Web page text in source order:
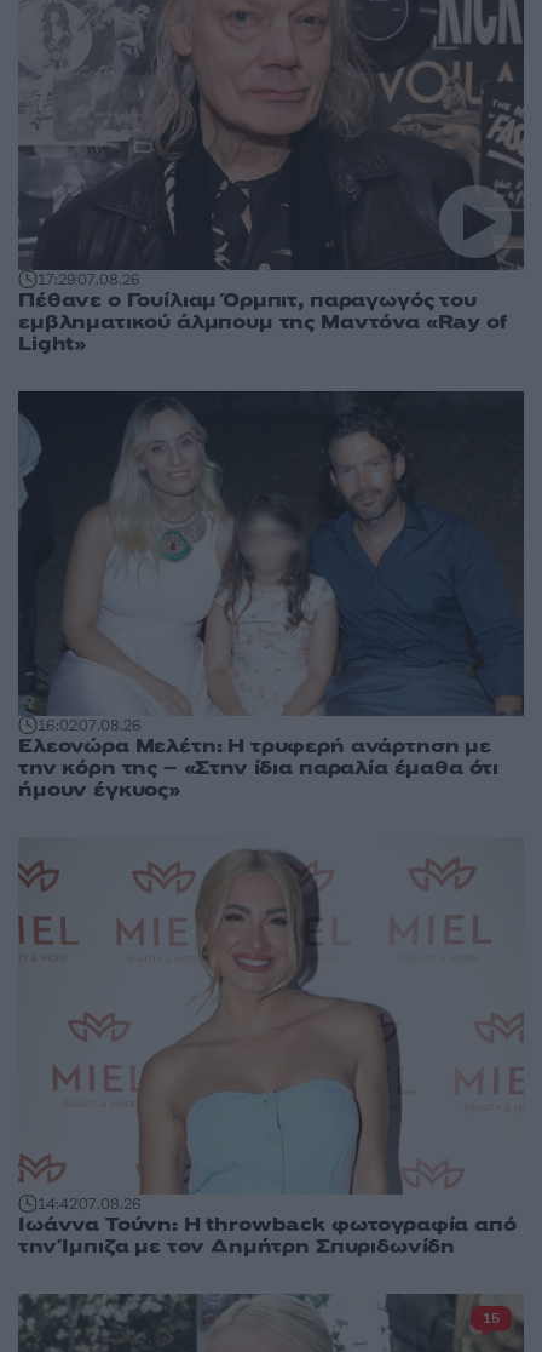
17:2907.08.26
Πέθανε ο Γουίλιαμ Όρμπιτ, παραγωγός του
εμβληματικού άλμπουμ της Μαντόνα «Ray of
Light»
16:0207.08.26
Ελεονώρα Μελέτη: Η τρυφερή ανάρτηση με
την κόρη της – «Στην ίδια παραλία έμαθα ότι
ήμουν έγκυος»
14:4207.08.26
Ιωάννα Τούνη: Η throwback φωτογραφία από
την Ίμπιζα με τον Δημήτρη Σπυριδωνίδη
15